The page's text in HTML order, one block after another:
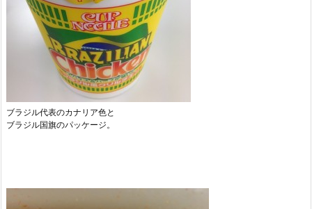
ブラジル代表のカナリア色と
ブラジル国旗のパッケージ。